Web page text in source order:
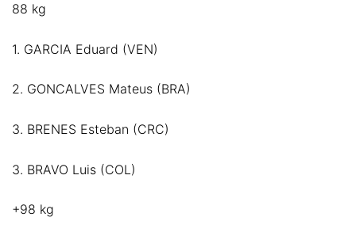
88 kg
1. GARCIA Eduard (VEN)
2. GONCALVES Mateus (BRA)
3. BRENES Esteban (CRC)
3. BRAVO Luis (COL)
+98 kg